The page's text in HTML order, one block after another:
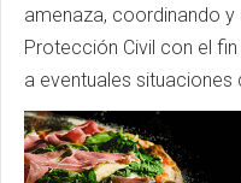
amenaza, coordinando
Protección Civil con el
a eventuales situaciones